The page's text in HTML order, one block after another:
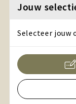
Jouw
Selecteer jouw